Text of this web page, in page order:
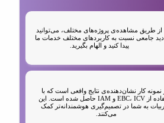
از طریق مشاهده‌ی پروژه‌های مختلف، می‌توانید
دید جامعی نسبت به کاربردهای مختلف خدمات ما
پیدا کنید و الهام بگیرید.
نمونه کار نشان‌دهنده‌ی نتایج واقعی است که با
استفاده از EBC، ICV و IAM حاصل شده است. این
به شما در تصمیم‌گیری هوشمندانه‌تر کمک
می‌کنند.